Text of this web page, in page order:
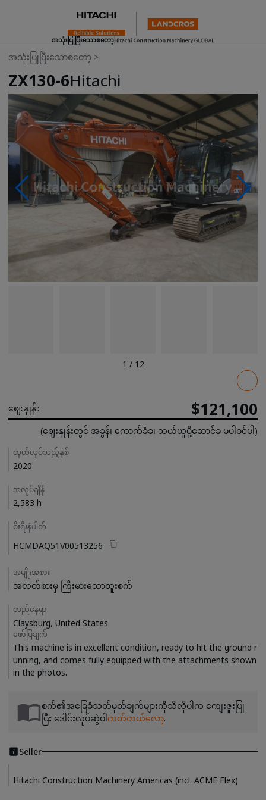
အသုံးပြုပြီးသောစတော့
အသုံးပြုပြီးသောစတော့ >
ZX130-6Hitachi
Photos & Videos
1 / 12
ဈေးနှုန်း $121,100
(ဈေးနှုန်းတွင် အခွန်၊ ကောက်ခံခ၊ သယ်ယူပို့ဆောင်ခ မပါဝင်ပါ)
Details
ထုတ်လုပ်သည့်နှစ်
2020
အလုပ်ချိန်
2,583 h
စီးရီးနံပါတ်
HCMDAQ51V00513256
အမျိုးအစား
အလတ်စားမှ ကြီးမားသောတူးစက်
တည်နေရာ
Claysburg, United States
ဖော်ပြချက်
This machine is in excellent condition, ready to hit the ground r
unning, and comes fully equipped with the attachments shown
စက်၏အခြေခံသတ်မှတ်ချက်များကိုသိလိုပါက ကျေးဇူးပြု
ပြီး ဒေါင်းလုပ်ဆွဲပါ ကတ်တယ်လော့.
Seller
Hitachi Construction Machinery Americas (incl. ACME Flex)